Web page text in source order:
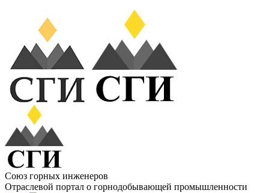
Союз горных инженеров
Отраслевой портал о горнодобывающей промышленности